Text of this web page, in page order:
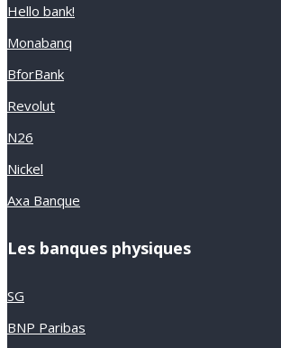
Hello bank!
Monabanq
BforBank
Revolut
N26
Nickel
Axa Banque
Les banques physiques
SG
BNP Paribas